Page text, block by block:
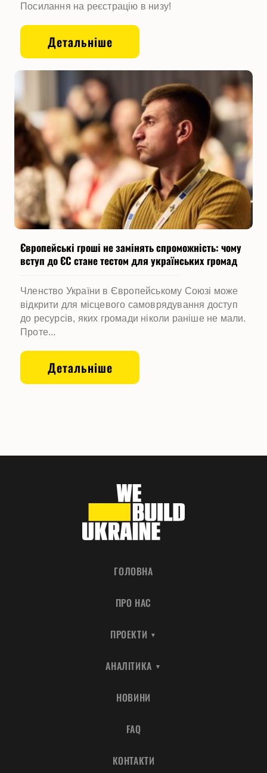
Посилання на реєстрацію в низу!
Детальніше
Європейські гроші не замінять спроможність: чому
вступ до ЄС стане тестом для українських громад
Членство України в Європейському Союзі може
відкрити для місцевого самоврядування доступ
до ресурсів, яких громади ніколи раніше не мали.
Проте...
Детальніше
ГОЛОВНА
ПРО НАС
ПРОЕКТИ
АНАЛІТИКА
НОВИНИ
FAQ
КОНТАКТИ